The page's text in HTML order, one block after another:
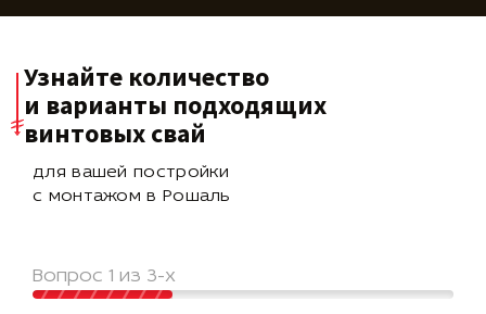
Узнайте количество
и варианты подходящих
винтовых свай
для вашей постройки
с монтажом в Рошаль
Вопрос 1 из 3-х